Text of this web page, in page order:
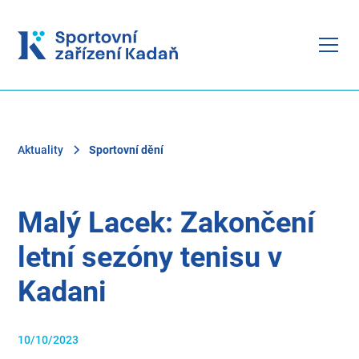
Aktuality Sportovní dění
Malý Lacek: Zakončení
letní sezóny tenisu v
Kadani
10/10/2023